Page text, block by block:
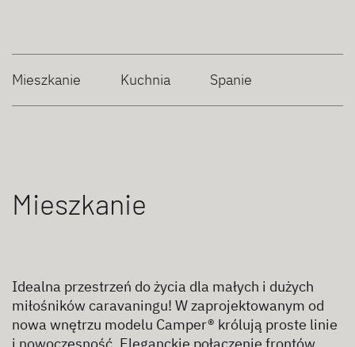
Mieszkanie Kuchnia Spanie
Mieszkanie
Idealna przestrzeń do życia dla małych i dużych
miłośników caravaningu! W zaprojektowanym od
nowa wnętrzu modelu Camper® królują proste linie
i nowoczesność. Eleganckie połączenie frontów